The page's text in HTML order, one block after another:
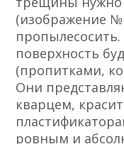
(изображение
поверхность
(пропитками,
Они
кварцем,
ровным и